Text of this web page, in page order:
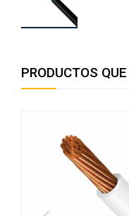
PRODUCTOS